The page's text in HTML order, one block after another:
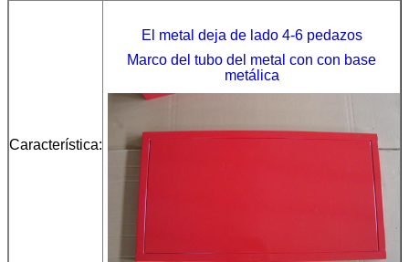
Característica:
El metal deja de lado 4-6 pedazos
Marco del tubo del metal con con base
metálica